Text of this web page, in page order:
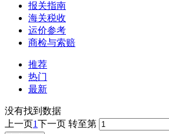
报关指南
海关税收
运价参考
商检与索赔
推荐
热门
最新
没有找到数据
上一页1下一页 转至第